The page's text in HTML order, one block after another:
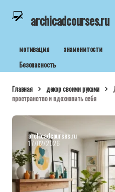
archicadcourses.ru
мотивация знаменитости
Безопасность
Главная декор своими руками
пространство и вдохновить себя
archicadcourses.ru
17/02/2026